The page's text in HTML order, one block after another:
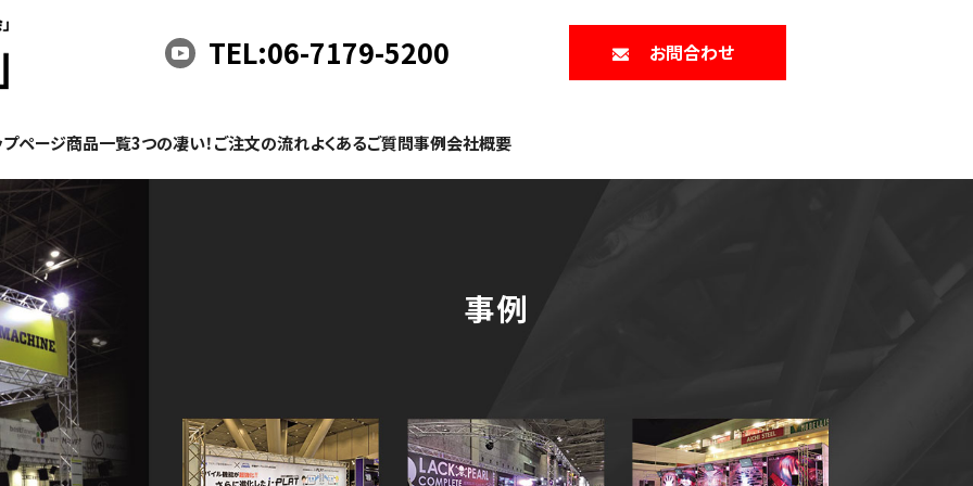
TEL:06-7179-5200 お問合わせ
プページ商品一覧3つの凄い！ご注文の流れよくあるご質問事例会社概要
事例